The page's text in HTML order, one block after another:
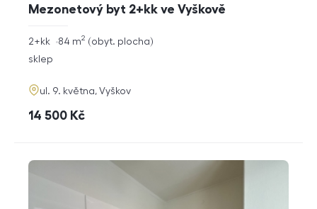
Mezonetový byt 2+kk ve Vyškově
rozměry
dispozice
2+kk obyt. plocha
84 m2
funkce
sklep
adresa
ul. 9. května, Vyškov
cena
14 500 Kč